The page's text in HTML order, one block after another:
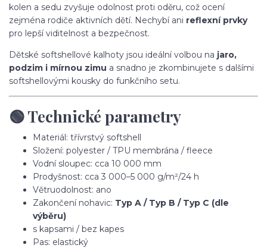
kolen a sedu zvyšuje odolnost proti oděru, což ocení
zejména rodiče aktivních dětí. Nechybí ani reflexní prvky
pro lepší viditelnost a bezpečnost.
Dětské softshellové kalhoty jsou ideální volbou na jaro,
podzim i mírnou zimu a snadno je zkombinujete s dalšími
softshellovými kousky do funkčního setu.
🟢 Technické parametry
Materiál: třívrstvý softshell
Složení: polyester / TPU membrána / fleece
Vodní sloupec: cca 10 000 mm
Prodyšnost: cca 3 000–5 000 g/m²/24 h
Větruodolnost: ano
Zakončení nohavic: Typ A / Typ B / Typ C (dle
výběru)
s kapsami / bez kapes
Pas: elastický